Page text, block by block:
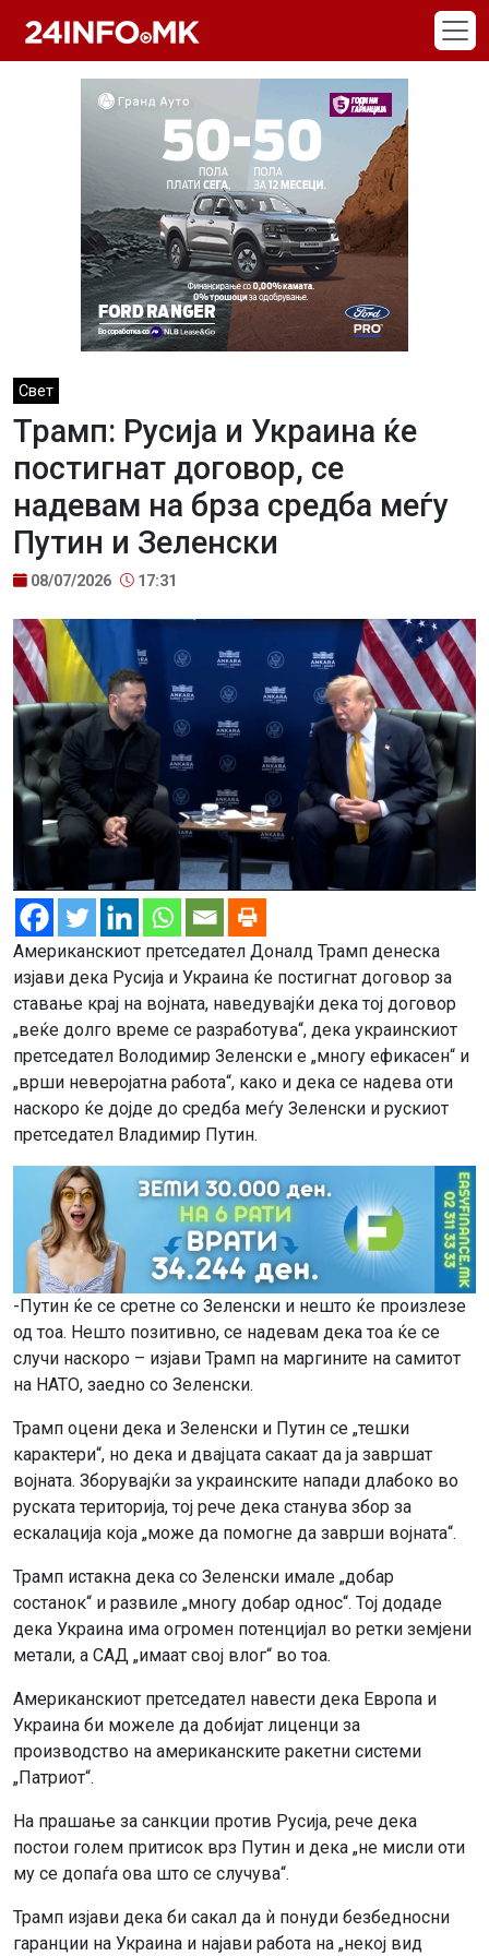
Свет
Трамп: Русија и Украина ќе
постигнат договор, се
надевам на брза средба меѓу
Путин и Зеленски
08/07/2026 17:31
Американскиот претседател Доналд Трамп денеска
изјави дека Русија и Украина ќе постигнат договор за
ставање крај на војната, наведувајќи дека тој договор
„веќе долго време се разработува“, дека украинскиот
претседател Володимир Зеленски е „многу ефикасен“ и
„врши неверојатна работа“, како и дека се надева оти
наскоро ќе дојде до средба меѓу Зеленски и рускиот
претседател Владимир Путин.
-Путин ќе се сретне со Зеленски и нешто ќе произлезе
од тоа. Нешто позитивно, се надевам дека тоа ќе се
случи наскоро – изјави Трамп на маргините на самитот
на НАТО, заедно со Зеленски.
Трамп оцени дека и Зеленски и Путин се „тешки
карактери“, но дека и двајцата сакаат да ја завршат
војната. Зборувајќи за украинските напади длабоко во
руската територија, тој рече дека станува збор за
ескалација која „може да помогне да заврши војната“.
Трамп истакна дека со Зеленски имале „добар
состанок“ и развиле „многу добар однос“. Тој додаде
дека Украина има огромен потенцијал во ретки земјени
метали, а САД „имаат свој влог“ во тоа.
Американскиот претседател навести дека Европа и
Украина би можеле да добијат лиценци за
производство на американските ракетни системи
„Патриот“.
На прашање за санкции против Русија, рече дека
постои голем притисок врз Путин и дека „не мисли оти
му се допаѓа ова што се случува“.
Трамп изјави дека би сакал да ѝ понуди безбедносни
гаранции на Украина и најави работа на „некој вид